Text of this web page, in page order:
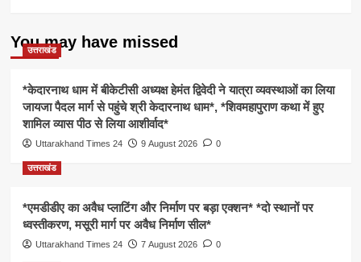
You may have missed
उत्तराखंड
*केदारनाथ धाम में बीकेटीसी अध्यक्ष हेमंत द्विवेदी ने यात्रा व्यवस्थाओं का लिया
जायजा पैदल मार्ग से पहुंचे श्री केदारनाथ धाम*, *शिवमहापुराण कथा में हुए
शामिल व्यास पीठ से लिया आशीर्वाद*
Uttarakhand Times 24 9 August 2026 0
उत्तराखंड
*एमडीडीए का अवैध प्लाटिंग और निर्माण पर बड़ा एक्शन* *दो स्थानों पर
ध्वस्तीकरण, मसूरी मार्ग पर अवैध निर्माण सील*
Uttarakhand Times 24 7 August 2026 0